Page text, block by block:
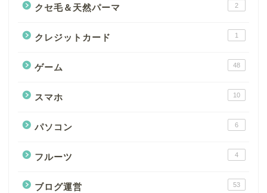
クセ毛＆天然パーマ 2
クレジットカード 1
ゲーム 48
スマホ 10
パソコン 6
フルーツ 4
ブログ運営 53